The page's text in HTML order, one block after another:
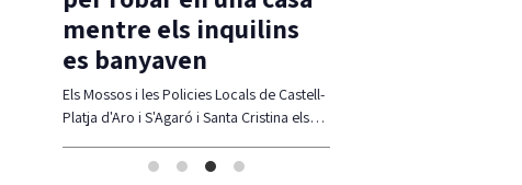
mentre els inquilins
es banyaven
Els Mossos i les Policies Locals de Castell-
Platja d'Aro i S'Agaró i Santa Cristina els…